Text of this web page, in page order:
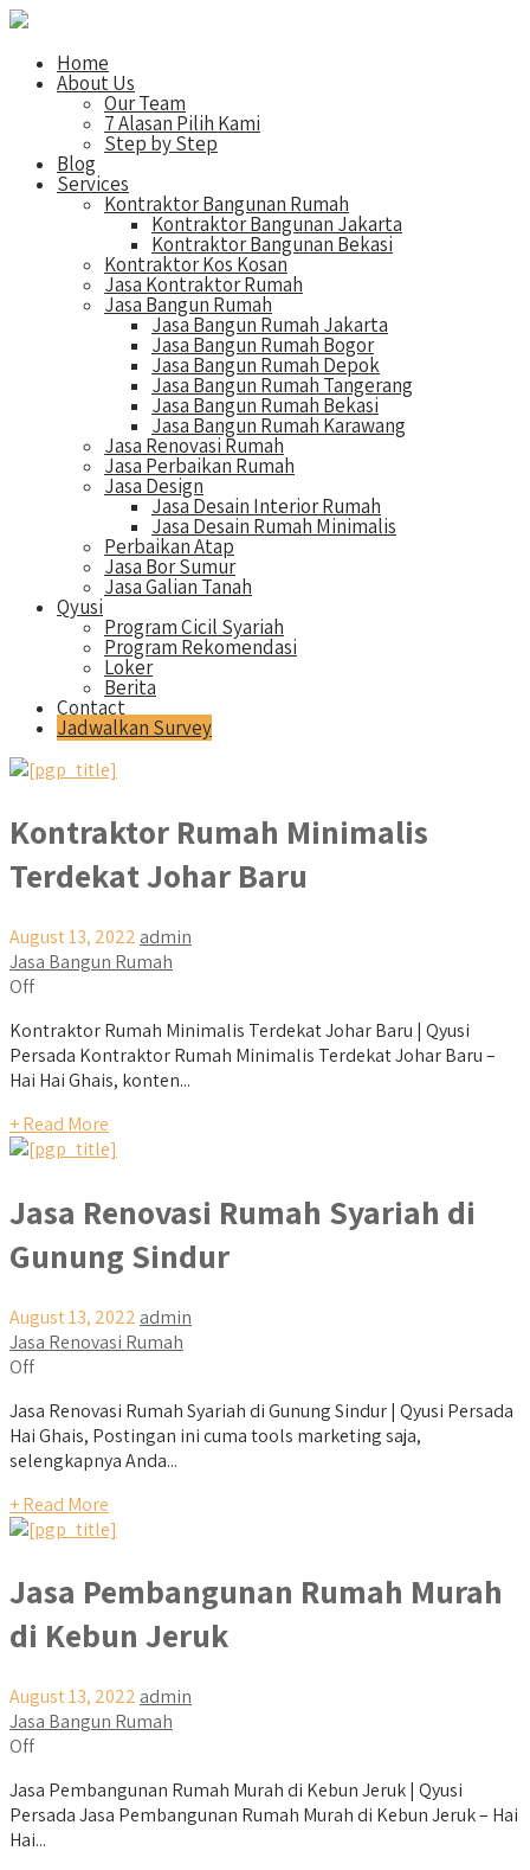
Home
About Us
Our Team
7 Alasan Pilih Kami
Step by Step
Blog
Services
Kontraktor Bangunan Rumah
Kontraktor Bangunan Jakarta
Kontraktor Bangunan Bekasi
Kontraktor Kos Kosan
Jasa Kontraktor Rumah
Jasa Bangun Rumah
Jasa Bangun Rumah Jakarta
Jasa Bangun Rumah Bogor
Jasa Bangun Rumah Depok
Jasa Bangun Rumah Tangerang
Jasa Bangun Rumah Bekasi
Jasa Bangun Rumah Karawang
Jasa Renovasi Rumah
Jasa Perbaikan Rumah
Jasa Design
Jasa Desain Interior Rumah
Jasa Desain Rumah Minimalis
Perbaikan Atap
Jasa Bor Sumur
Jasa Galian Tanah
Qyusi
Program Cicil Syariah
Program Rekomendasi
Loker
Berita
Contact
Jadwalkan Survey
Kontraktor Rumah Minimalis
Terdekat Johar Baru
August 13, 2022 admin
Jasa Bangun Rumah
Off
Kontraktor Rumah Minimalis Terdekat Johar Baru | Qyusi
Persada Kontraktor Rumah Minimalis Terdekat Johar Baru –
Hai Hai Ghais, konten...
+ Read More
Jasa Renovasi Rumah Syariah di
Gunung Sindur
August 13, 2022 admin
Jasa Renovasi Rumah
Off
Jasa Renovasi Rumah Syariah di Gunung Sindur | Qyusi Persada
Hai Ghais, Postingan ini cuma tools marketing saja,
selengkapnya Anda...
+ Read More
Jasa Pembangunan Rumah Murah
di Kebun Jeruk
August 13, 2022 admin
Jasa Bangun Rumah
Off
Jasa Pembangunan Rumah Murah di Kebun Jeruk | Qyusi
Persada Jasa Pembangunan Rumah Murah di Kebun Jeruk – Hai
Hai...